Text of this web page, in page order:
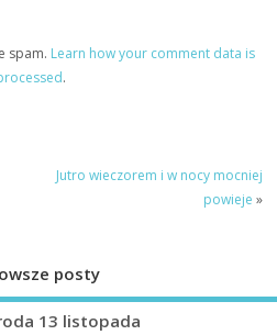
spam. Learn how your comment data is
.
Jutro wieczorem i w nocy mocniej
powieje »
posty
13 listopada